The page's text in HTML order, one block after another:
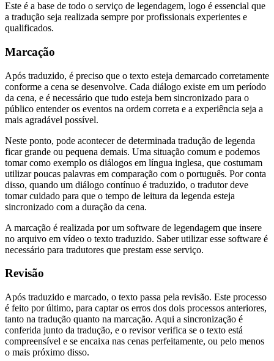
Este é a base de todo o serviço de legendagem, logo é essencial que
a tradução seja realizada sempre por profissionais experientes e
qualificados.
Marcação
Após traduzido, é preciso que o texto esteja demarcado corretamente
conforme a cena se desenvolve. Cada diálogo existe em um período
da cena, e é necessário que tudo esteja bem sincronizado para o
público entender os eventos na ordem correta e a experiência seja a
mais agradável possível.
Neste ponto, pode acontecer de determinada tradução de legenda
ficar grande ou pequena demais. Uma situação comum e podemos
tomar como exemplo os diálogos em língua inglesa, que costumam
utilizar poucas palavras em comparação com o português. Por conta
disso, quando um diálogo contínuo é traduzido, o tradutor deve
tomar cuidado para que o tempo de leitura da legenda esteja
sincronizado com a duração da cena.
A marcação é realizada por um software de legendagem que insere
no arquivo em vídeo o texto traduzido. Saber utilizar esse software é
necessário para tradutores que prestam esse serviço.
Revisão
Após traduzido e marcado, o texto passa pela revisão. Este processo
é feito por último, para captar os erros dos dois processos anteriores,
tanto na tradução quanto na marcação. Aqui a sincronização é
conferida junto da tradução, e o revisor verifica se o texto está
compreensível e se encaixa nas cenas perfeitamente, ou pelo menos
o mais próximo disso.